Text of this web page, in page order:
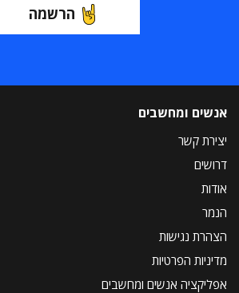
הרשמה
אנשים ומחשבים
יצירת קשר
דרושים
אודות
הנמר
הצהרת נגישות
מדיניות הפרטיות
אפליקציה אנשים ומחשבים